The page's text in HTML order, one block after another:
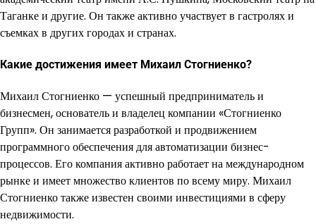
Таганке и другие. Он также активно участвует в гастролях и
съемках в других городах и странах.
Какие достижения имеет Михаил Стогниенко?
Михаил Стогниенко — успешный предприниматель и
бизнесмен, основатель и владелец компании «Стогниенко
Групп». Он занимается разработкой и продвижением
программного обеспечения для автоматизации бизнес-
процессов. Его компания активно работает на международном
рынке и имеет множество клиентов по всему миру. Михаил
Стогниенко также известен своими инвестициями в сферу
недвижимости.